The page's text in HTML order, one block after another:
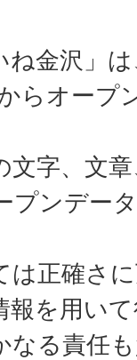
ね金沢」
らオープ
文字、文
プンデー
は正確さ
報を用い
なる責任